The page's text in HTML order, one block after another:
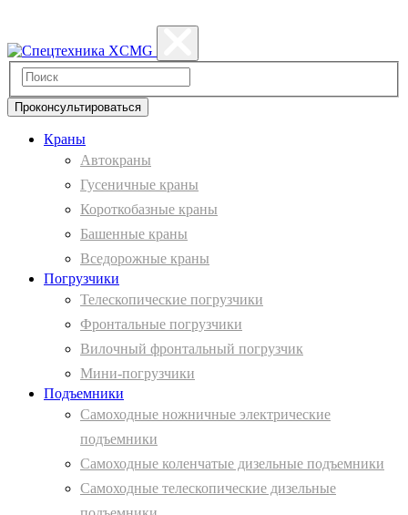
Проконсультироваться
Краны
Автокраны
Гусеничные краны
Короткобазные краны
Башенные краны
Вcедорожные краны
Погрузчики
Телескопические погрузчики
Фронтальные погрузчики
Вилочный фронтальный погрузчик
Мини-погрузчики
Подъемники
Самоходные ножничные электрические
подъемники
Самоходные коленчатые дизельные подъемники
Самоходные телескопические дизельные